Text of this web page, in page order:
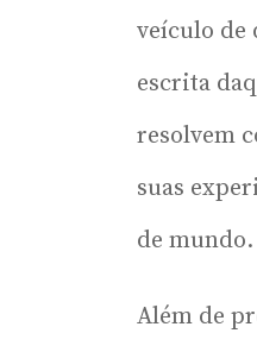
veículo de
escrita
resolvem
suas
de mundo.
Além de